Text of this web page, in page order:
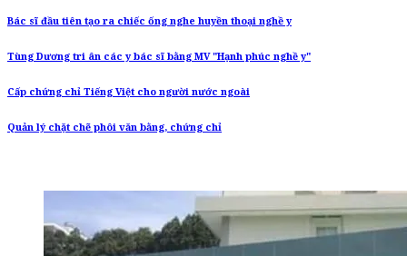
Bác sĩ đầu tiên tạo ra chiếc ống nghe huyền thoại nghề y
Tùng Dương tri ân các y bác sĩ bằng MV "Hạnh phúc nghề y"
Cấp chứng chỉ Tiếng Việt cho người nước ngoài
Quản lý chặt chẽ phôi văn bằng, chứng chỉ